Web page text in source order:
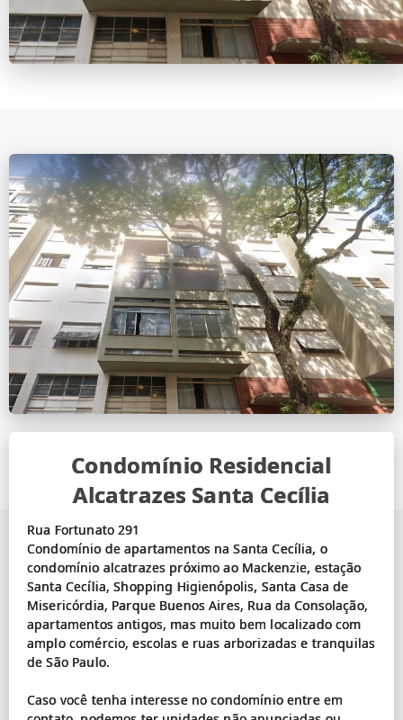
Condomínio Residencial
Alcatrazes Santa Cecília
Rua Fortunato 291
Condomínio de apartamentos na Santa Cecília, o
condomínio alcatrazes próximo ao Mackenzie, estação
Santa Cecília, Shopping Higienópolis, Santa Casa de
Misericórdia, Parque Buenos Aires, Rua da Consolação,
apartamentos antigos, mas muito bem localizado com
amplo comércio, escolas e ruas arborizadas e tranquilas
de São Paulo.
Caso você tenha interesse no condomínio entre em